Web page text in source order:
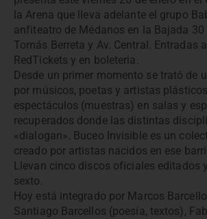
la Arena que lleva adelante el grupo
anfiteatro de Médanos en la Bajada 30
Tomás Berreta y Av. Central. Entradas
RedTickets y en boleteria.
Desde un primer momento se trató de
por músicos, poetas y artistas
espectáculos (muestras) en salas y
recuperados donde las distintas
«dialogan». Buceo Invisible es un
creado por artistas nacidos en ese
Llevan cinco discos oficiales editados
sexto.
Hoy está integrado por Marcos
Santiago Barcellos (poesía, textos),